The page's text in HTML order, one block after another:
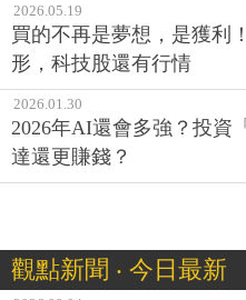
2026.05.19
買的不再是夢想，是獲利
形，科技股還有行情
2026.01.30
2026年AI還會多強？投資
達還更賺錢？
觀點新聞 ‧ 今日最新